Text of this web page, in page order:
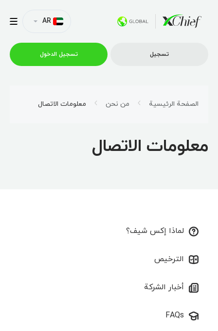
العروض الترويجية
AR
تسجیل تسجیل الدخول
الصفحة الرئيسية من نحن معلومات الاتصال
معلومات الاتصال
لماذا إكس شيف؟
الترخيص
أخبار الشركة
FAQs